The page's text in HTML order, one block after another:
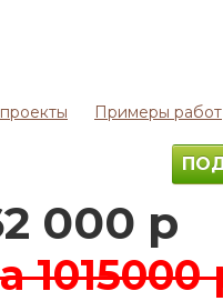
Примеры работ
000 р
1015000